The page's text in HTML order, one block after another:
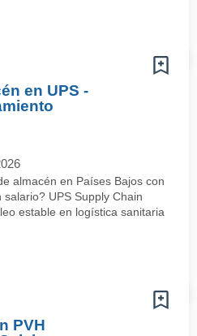
en UPS -
almacén en Países Bajos con
UPS Supply Chain
estable en logística sanitaria
PVH